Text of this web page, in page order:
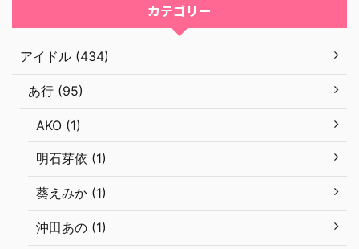
カテゴリー
アイドル (434)
あ行 (95)
AKO (1)
明石芽依 (1)
葵えみか (1)
沖田あの (1)